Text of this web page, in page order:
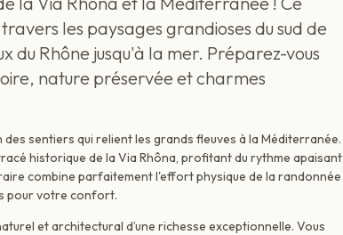
les paysages grandioses du sud de
du Rhône jusqu'à la mer. Préparez-vous
nature préservée et charmes
sentiers qui relient les grands fleuves à la Méditerranée.
historique de la Via Rhôna, profitant du rythme apaisant
combine parfaitement l'effort physique de la randonnée
pour votre confort.
et architectural d’une richesse exceptionnelle. Vous